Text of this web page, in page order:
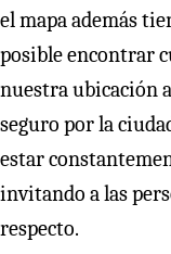
el mapa además
posible encontrar
nuestra ubicación
seguro por la
estar
invitando a las
respecto.